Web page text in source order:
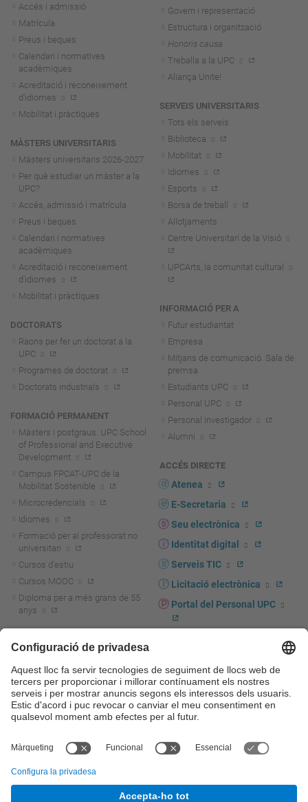
Accés i admissió
Matrícula
Preus i beques
Calendari i normatives
acadèmiques
Acreditació i reconeixement
d'idiomes
Mobilitat i pràctiques
MÀSTERS UNIVERSITARIS
Màsters universitaris 2026-2027
Per què estudiar un màster a la
UPC?
Accés, admissió i matrícula
Preus i beques
Calendari i normatives
acadèmiques
Acreditació i reconeixement
d'idiomes
Mobilitat i pràctiques
DOCTORATS
Raons per fer un doctorat a la
UPC
Programes de doctorat
Doctorats industrials
FORMACIÓ PERMANENT
Màsters i postgraus. UPC School
of Professional and Executive
Development
Campus FPCAT-UPC de la
Mobilitat Sostenible
Microcredencials
Idiomes
Formació per al professorat no
universitari
Cursos d'estiu
Cursos MOOC
Diploma per a més grans de 55
anys
Actualitat R+D+I
La recerca a la UPC
La transferència, l'emprenedoria i
la innovació a la UPC
Foment i suport a la recerca
transferència, l'emprenedoria i la
Serveis per a empreses
Govern i representació
Estructura i organització
Honoris causa
Treballa a la UPC
Aliança Unite!
SERVEIS UNIVERSITARIS
Tots els serveis
Biblioteca
Mobilitat
Idiomes
Esports
Borsa de treball
Allotjaments
Centre Universitari de la Visió
UPCArts, la comunitat cultural
INFORMACIÓ PER A
Futur estudiantat
Empresa
Mitjans de comunicació. Sala de
premsa
Estudiants UPC
Personal UPC
Personal investigador
Alumni
ACCÉS DIRECTE
Atenea
E-Secretaria
Seu electrònica
Identitat digital
Serveis TIC
Licitació electrònica
Portal del Personal UPC
UPCshop, marxandatge
Sala de premsa
Seguretat i salut